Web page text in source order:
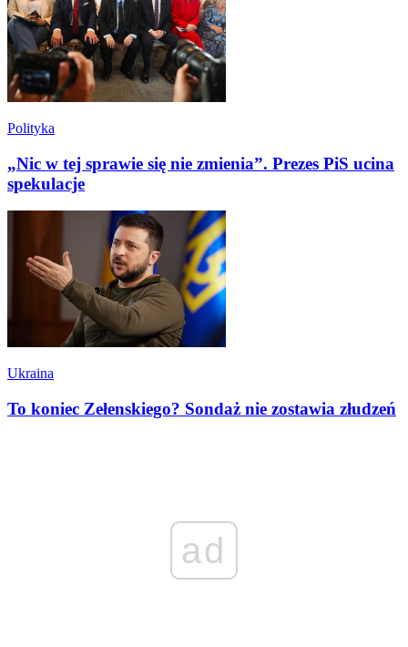
Polityka
„Nic w tej sprawie się nie zmienia”. Prezes PiS ucina
spekulacje
Ukraina
To koniec Zełenskiego? Sondaż nie zostawia złudzeń
ad